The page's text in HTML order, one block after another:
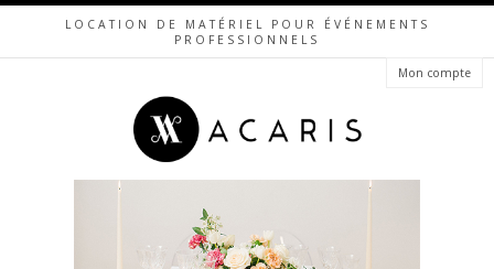
LOCATION DE MATÉRIEL POUR ÉVÉNEMENTS
PROFESSIONNELS
Mon compte